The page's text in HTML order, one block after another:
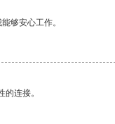
够安心工作。
连接。